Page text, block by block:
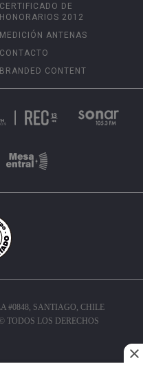
CERTIFICADO DE
HONORARIOS 2012
MEDICIÓN ANTENAS
CONTACTO
BRANDED CONTENT
#0848, SANTIAGO, CHILE
TODOS LOS DERECHOS